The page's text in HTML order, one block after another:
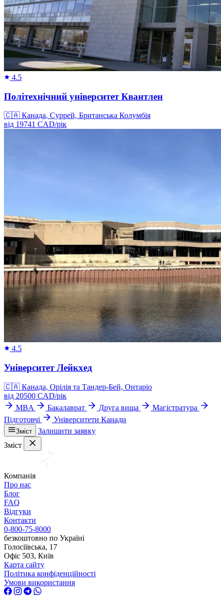
4.5
Політехнічний університет Квантлен
🇨🇦 Канада, Суррей, Британська Колумбія
від 19741 CAD/рік
4.5
Університет Лейкхед
🇨🇦 Канада, Орілія та Тандер-Бей, Онтаріо
від 20500 CAD/рік
MBA
Бакалаврат Друга вища
Магістратура
Підготовчі
Університети Канади
Зміст
Залишити заявку
Зміст
Компанія
Про нас
Блог
FAQ
Відгуки
Контакти
0-800-75-8000
безкоштовно по Україні
Голосіївська, 17
Офіс 503, Київ
Карта сайту
Політика конфіденційності
Умови використання